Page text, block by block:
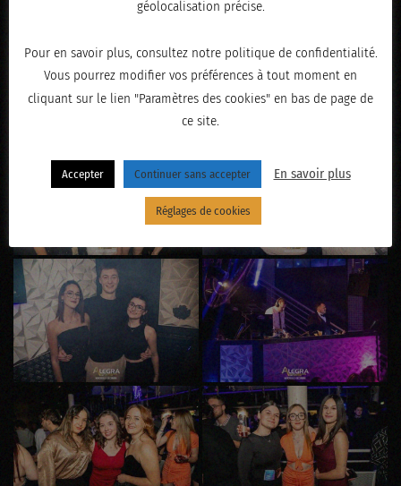
géolocalisation précise.
Pour en savoir plus, consultez notre politique de confidentialité.
Vous pourrez modifier vos préférences à tout moment en
cliquant sur le lien "Paramètres des cookies" en bas de page de
ce site.
Accepter Continuer sans accepter En savoir plus
Réglages de cookies